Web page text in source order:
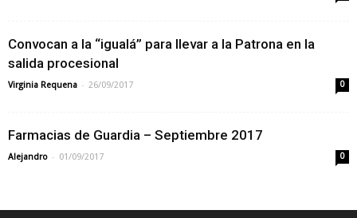
Convocan a la “igualá” para llevar a la Patrona en la
salida procesional
Virginia Requena - 26/09/2017 0
Farmacias de Guardia – Septiembre 2017
Alejandro - 01/09/2017 0